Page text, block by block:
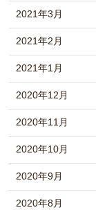
2021年3月
2021年2月
2021年1月
2020年12月
2020年11月
2020年10月
2020年9月
2020年8月